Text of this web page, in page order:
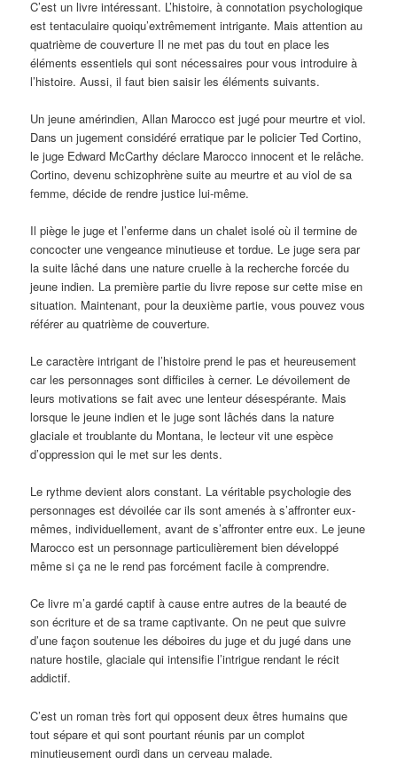
C’est un livre intéressant. L’histoire, à connotation psychologique
est tentaculaire quoiqu’extrêmement intrigante. Mais attention au
quatrième de couverture Il ne met pas du tout en place les
éléments essentiels qui sont nécessaires pour vous introduire à
l’histoire. Aussi, il faut bien saisir les éléments suivants.
Un jeune amérindien, Allan Marocco est jugé pour meurtre et viol.
Dans un jugement considéré erratique par le policier Ted Cortino,
le juge Edward McCarthy déclare Marocco innocent et le relâche.
Cortino, devenu schizophrène suite au meurtre et au viol de sa
femme, décide de rendre justice lui-même.
Il piège le juge et l’enferme dans un chalet isolé où il termine de
concocter une vengeance minutieuse et tordue. Le juge sera par
la suite lâché dans une nature cruelle à la recherche forcée du
jeune indien. La première partie du livre repose sur cette mise en
situation. Maintenant, pour la deuxième partie, vous pouvez vous
référer au quatrième de couverture.
Le caractère intrigant de l’histoire prend le pas et heureusement
car les personnages sont difficiles à cerner. Le dévoilement de
leurs motivations se fait avec une lenteur désespérante. Mais
lorsque le jeune indien et le juge sont lâchés dans la nature
glaciale et troublante du Montana, le lecteur vit une espèce
d’oppression qui le met sur les dents.
Le rythme devient alors constant. La véritable psychologie des
personnages est dévoilée car ils sont amenés à s’affronter eux-
mêmes, individuellement, avant de s’affronter entre eux. Le jeune
Marocco est un personnage particulièrement bien développé
même si ça ne le rend pas forcément facile à comprendre.
Ce livre m’a gardé captif à cause entre autres de la beauté de
son écriture et de sa trame captivante. On ne peut que suivre
d’une façon soutenue les déboires du juge et du jugé dans une
nature hostile, glaciale qui intensifie l’intrigue rendant le récit
addictif.
C’est un roman très fort qui opposent deux êtres humains que
tout sépare et qui sont pourtant réunis par un complot
minutieusement ourdi dans un cerveau malade.